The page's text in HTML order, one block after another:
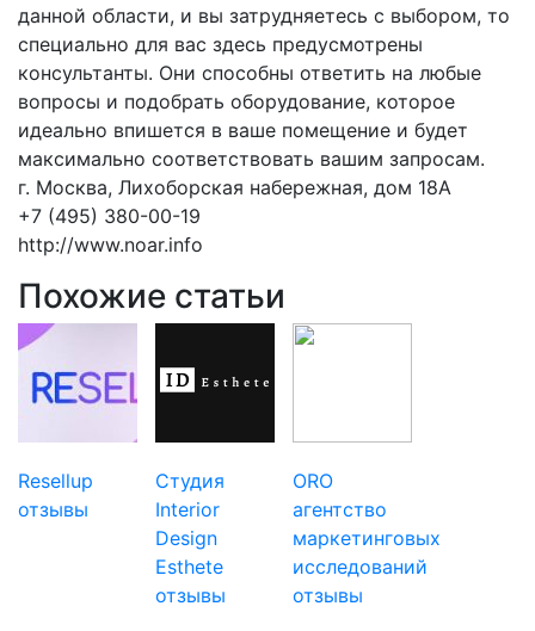
данной области, и вы затрудняетесь с выбором, то
специально для вас здесь предусмотрены
консультанты. Они способны ответить на любые
вопросы и подобрать оборудование, которое
идеально впишется в ваше помещение и будет
максимально соответствовать вашим запросам.
г. Москва, Лихоборская набережная, дом 18А
+7 (495) 380-00-19
http://www.noar.info
Похожие статьи
Resellup
отзывы
Студия
Interior
Design
Esthete
отзывы
ORO
агентство
маркетинговых
исследований
отзывы